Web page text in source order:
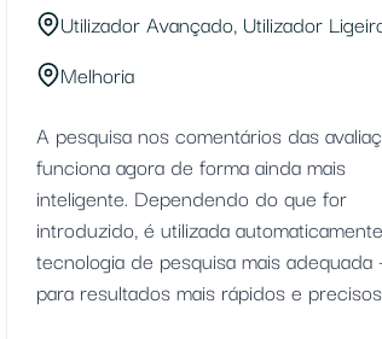
Utilizador Avançado, Utilizador
Melhoria
A pesquisa nos comentários das
funciona agora de forma ainda mais
inteligente. Dependendo do que for
introduzido, é utilizada
tecnologia de pesquisa mais adequada
para resultados mais rápidos e